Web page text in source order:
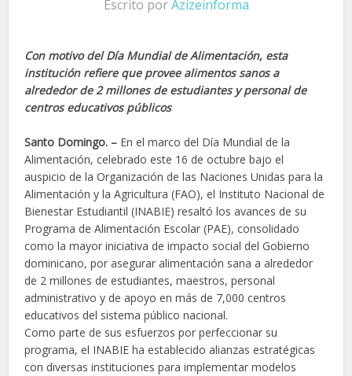
Escrito porAzizeinforma
Con motivo del Día Mundial de Alimentación, esta
institución refiere que provee alimentos sanos a
alrededor de 2 millones de estudiantes y personal de
centros educativos públicos
Santo Domingo. – En el marco del Día Mundial de la
Alimentación, celebrado este 16 de octubre bajo el
auspicio de la Organización de las Naciones Unidas para la
Alimentación y la Agricultura (FAO), el Instituto Nacional de
Bienestar Estudiantil (INABIE) resaltó los avances de su
Programa de Alimentación Escolar (PAE), consolidado
como la mayor iniciativa de impacto social del Gobierno
dominicano, por asegurar alimentación sana a alrededor
de 2 millones de estudiantes, maestros, personal
administrativo y de apoyo en más de 7,000 centros
educativos del sistema público nacional.
Como parte de sus esfuerzos por perfeccionar su
programa, el INABIE ha establecido alianzas estratégicas
con diversas instituciones para implementar modelos